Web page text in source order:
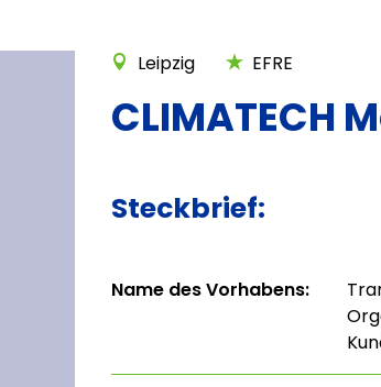
Leipzig EFRE
CLIMATECH
Steckbrief:
Name des Vorhabens: